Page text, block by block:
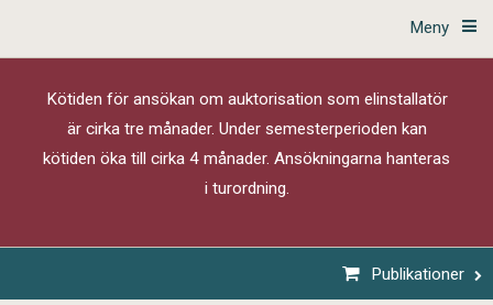
Meny
Kötiden för ansökan om auktorisation som elinstallatör
är cirka tre månader. Under semesterperioden kan
kötiden öka till cirka 4 månader. Ansökningarna hanteras
i turordning.
Publikationer